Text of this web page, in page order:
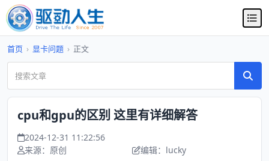
首页 › 显卡问题 › 正文
cpu和gpu的区别 这里有详细解答
2024-12-31 11:22:56
来源：原创
编辑：lucky